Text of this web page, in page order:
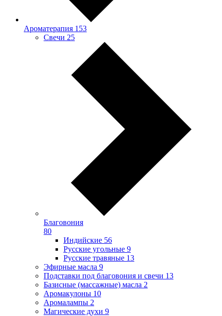
Ароматерапия 153
Свечи 25
Благовония
80
Индийские 56
Русские угольные 9
Русские травяные 13
Эфирные масла 9
Подставки под благовония и свечи 13
Базисные (массажные) масла 2
Аромакулоны 10
Аромалампы 2
Магические духи 9